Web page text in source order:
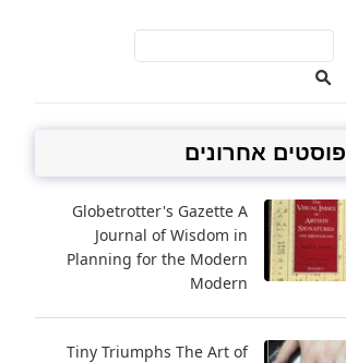
פוסטים אחרונים
Globetrotter's Gazette A
Journal of Wisdom in
Planning for the Modern
Modern
Tiny Triumphs The Art of